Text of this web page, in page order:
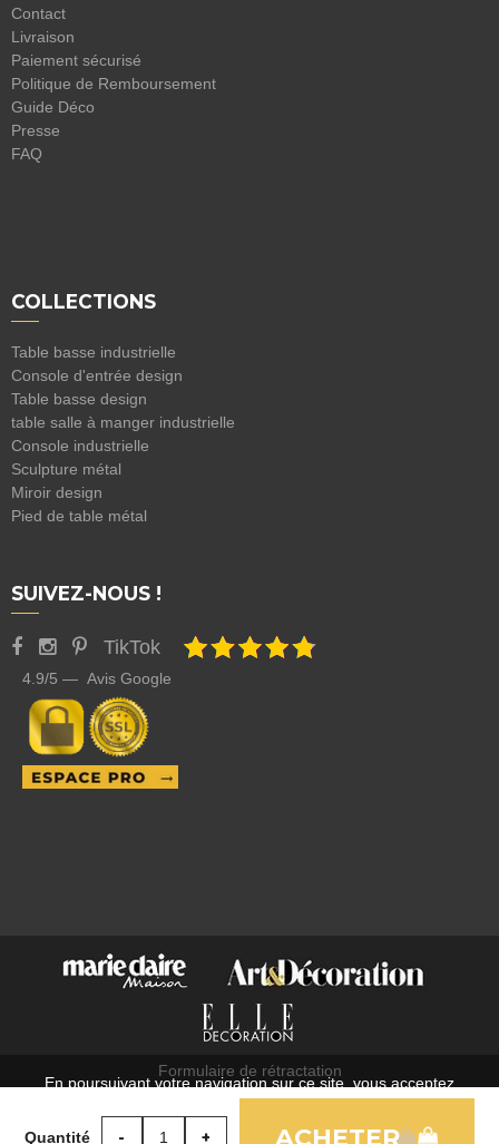
Quantité
Contact
Livraison
Paiement sécurisé
Politique de Remboursement
Guide Déco
Presse
FAQ
COLLECTIONS
Table basse industrielle
Console d'entrée design
Table basse design
table salle à manger industrielle
Console industrielle
Sculpture métal
Miroir design
Pied de table métal
SUIVEZ-NOUS !
TikTok
4.9/5 — Avis Google
Formulaire de rétractation
Mentions légales
En poursuivant votre navigation sur ce site, vous acceptez